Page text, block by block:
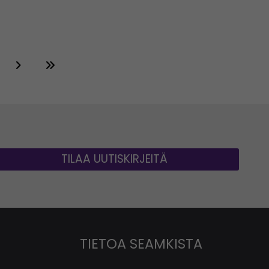
TILAA UUTISKIRJEITÄ
TIETOA SEAMKISTA